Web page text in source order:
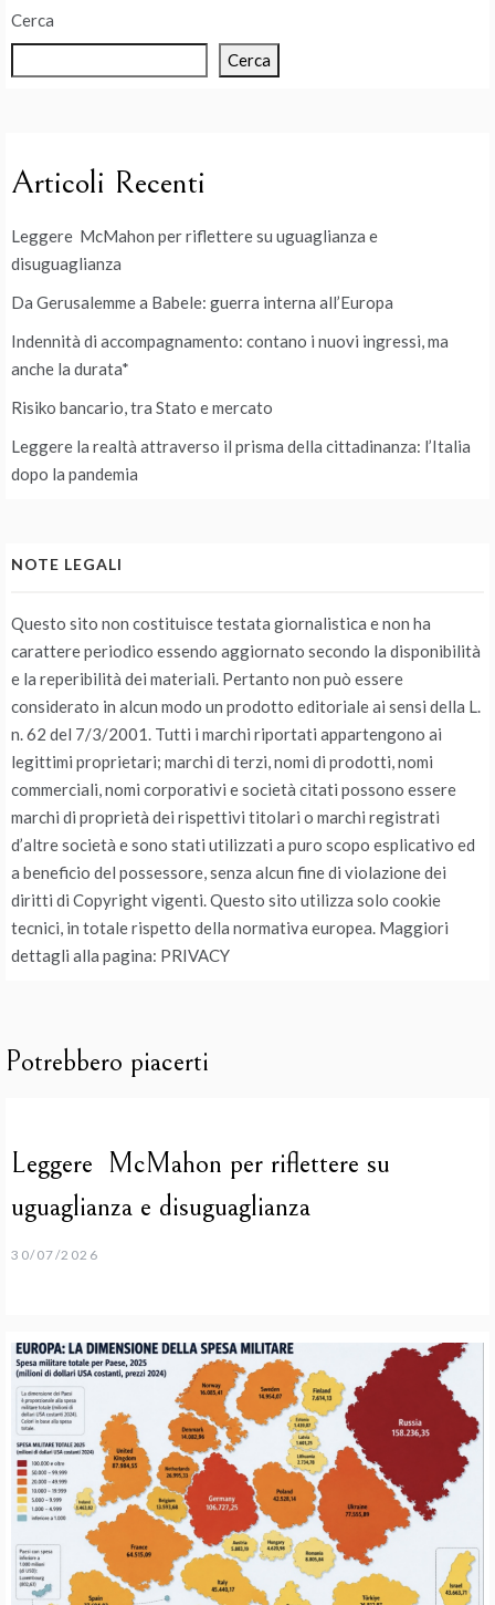
Cerca
Cerca
Articoli Recenti
Leggere McMahon per riflettere su uguaglianza e
disuguaglianza
Da Gerusalemme a Babele: guerra interna all’Europa
Indennità di accompagnamento: contano i nuovi ingressi, ma
anche la durata*
Risiko bancario, tra Stato e mercato
Leggere la realtà attraverso il prisma della cittadinanza: l’Italia
dopo la pandemia
NOTE LEGALI
Questo sito non costituisce testata giornalistica e non ha
carattere periodico essendo aggiornato secondo la disponibilità
e la reperibilità dei materiali. Pertanto non può essere
considerato in alcun modo un prodotto editoriale ai sensi della L.
n. 62 del 7/3/2001. Tutti i marchi riportati appartengono ai
legittimi proprietari; marchi di terzi, nomi di prodotti, nomi
commerciali, nomi corporativi e società citati possono essere
marchi di proprietà dei rispettivi titolari o marchi registrati
d’altre società e sono stati utilizzati a puro scopo esplicativo ed
a beneficio del possessore, senza alcun fine di violazione dei
diritti di Copyright vigenti. Questo sito utilizza solo cookie
tecnici, in totale rispetto della normativa europea. Maggiori
dettagli alla pagina: PRIVACY
Potrebbero piacerti
Leggere McMahon per riflettere su
uguaglianza e disuguaglianza
30/07/2026